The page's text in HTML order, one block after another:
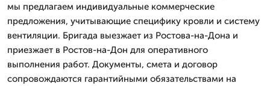
мы предлагаем индивидуальные коммерческие
предложения, учитывающие специфику кровли и систему
вентиляции. Бригада выезжает из Ростова-на-Дона и
приезжает в Ростов-на-Дон для оперативного
выполнения работ. Документы, смета и договор
сопровождаются гарантийными обязательствами на